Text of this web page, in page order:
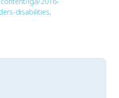
disabilities.